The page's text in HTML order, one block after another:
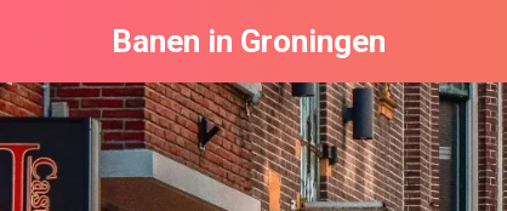
Banen in Groningen